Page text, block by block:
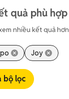
quả phù hợp
nhiều kết quả hơn
Joy
bộ lọc